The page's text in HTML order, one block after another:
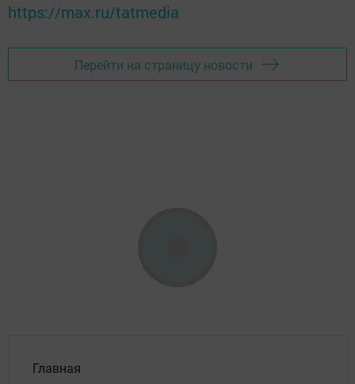
https://max.ru/tatmedia
Перейти на страницу новости
Главная